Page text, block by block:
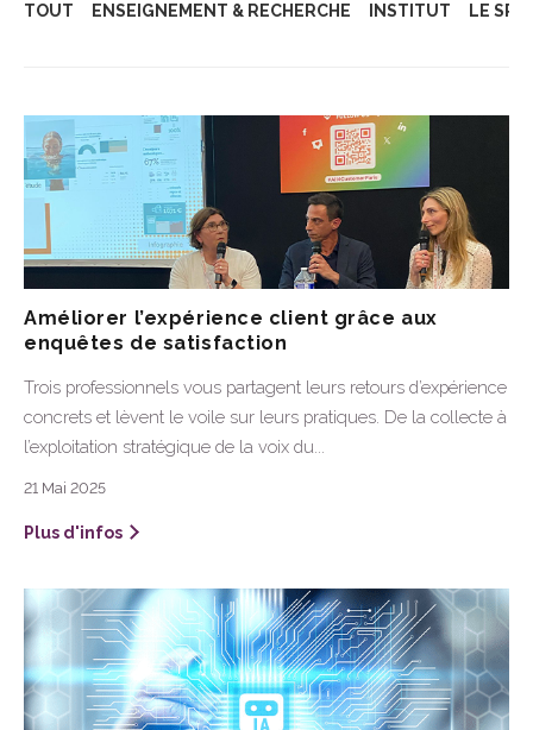
TOUT ENSEIGNEMENT & RECHERCHE INSTITUT LE
Améliorer l’expérience client grâce aux
enquêtes de satisfaction
Trois professionnels vous partagent leurs retours d’expérience
concrets et lèvent le voile sur leurs pratiques. De la collecte à
l’exploitation stratégique de la voix du...
21 Mai 2025
Plus d'infos